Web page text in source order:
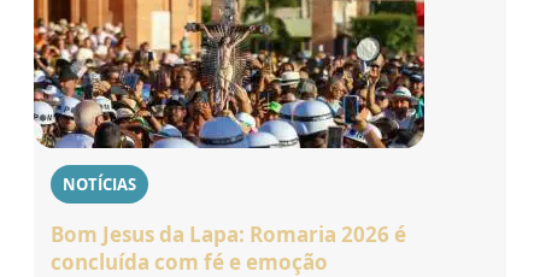
NOTÍCIAS
Bom Jesus da Lapa: Romaria 2026 é
concluída com fé e emoção